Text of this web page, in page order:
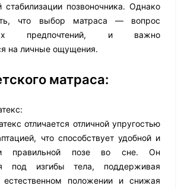
стабилизации позвоночника. Однако
что выбор матраса — вопрос
предпочтений, и важно
на личные ощущения.
матраса:
отличается отличной упругостью
что способствует удобной и
правильной позе во сне. Он
под изгибы тела, поддерживая
естественном положении и снижая